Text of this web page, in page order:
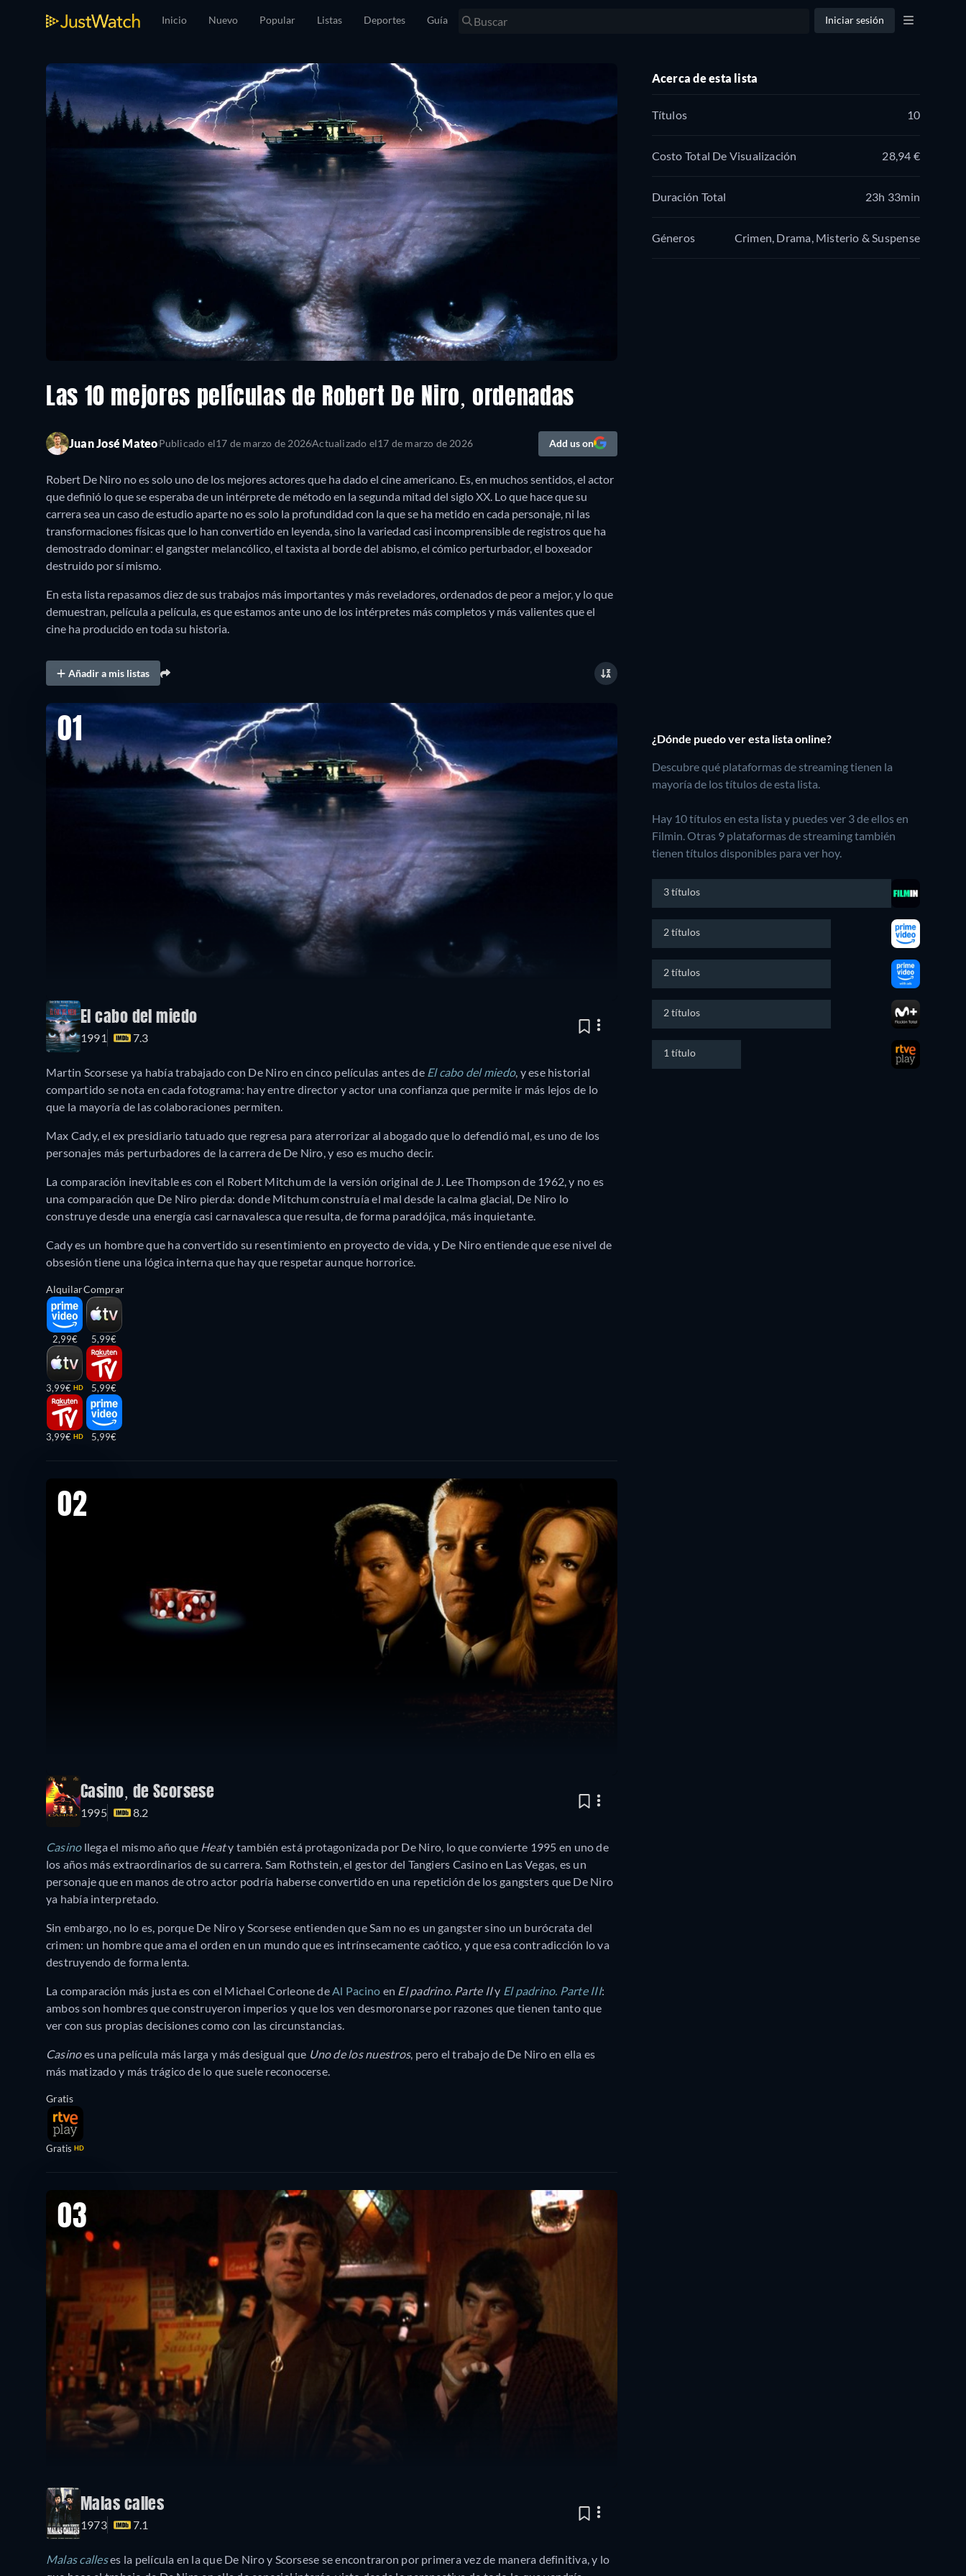
Inicio Nuevo Popular Listas Deportes Guía Iniciar sesión
Las 10 mejores películas de Robert De Niro, ordenadas
Juan José MateoPublicado el17 de marzo de 2026Actualizado el17 de marzo de 2026 Add us on
Robert De Niro no es solo uno de los mejores actores que ha dado el cine americano. Es, en muchos sentidos, el actor
que definió lo que se esperaba de un intérprete de método en la segunda mitad del siglo XX. Lo que hace que su
carrera sea un caso de estudio aparte no es solo la profundidad con la que se ha metido en cada personaje, ni las
transformaciones físicas que lo han convertido en leyenda, sino la variedad casi incomprensible de registros que ha
demostrado dominar: el gangster melancólico, el taxista al borde del abismo, el cómico perturbador, el boxeador
destruido por sí mismo.
En esta lista repasamos diez de sus trabajos más importantes y más reveladores, ordenados de peor a mejor, y lo que
demuestran, película a película, es que estamos ante uno de los intérpretes más completos y más valientes que el
cine ha producido en toda su historia.
Añadir a mis listas
01
El cabo del miedo
1991 7.3
Martin Scorsese ya había trabajado con De Niro en cinco películas antes de El cabo del miedo, y ese historial
compartido se nota en cada fotograma: hay entre director y actor una confianza que permite ir más lejos de lo
que la mayoría de las colaboraciones permiten.
Max Cady, el ex presidiario tatuado que regresa para aterrorizar al abogado que lo defendió mal, es uno de los
personajes más perturbadores de la carrera de De Niro, y eso es mucho decir.
La comparación inevitable es con el Robert Mitchum de la versión original de J. Lee Thompson de 1962, y no es
una comparación que De Niro pierda: donde Mitchum construía el mal desde la calma glacial, De Niro lo
construye desde una energía casi carnavalesca que resulta, de forma paradójica, más inquietante.
Cady es un hombre que ha convertido su resentimiento en proyecto de vida, y De Niro entiende que ese nivel de
obsesión tiene una lógica interna que hay que respetar aunque horrorice.
Alquilar
2,99€
3,99€ HD
3,99€ HD
Comprar
5,99€
5,99€
5,99€
02
Casino, de Scorsese
1995 8.2
Casinollega el mismo año que Heaty también está protagonizada por De Niro, lo que convierte 1995 en uno de
los años más extraordinarios de su carrera. Sam Rothstein, el gestor del Tangiers Casino en Las Vegas, es un
personaje que en manos de otro actor podría haberse convertido en una repetición de los gangsters que De Niro
ya había interpretado.
Sin embargo, no lo es, porque De Niro y Scorsese entienden que Sam no es un gangster sino un burócrata del
crimen: un hombre que ama el orden en un mundo que es intrínsecamente caótico, y que esa contradicción lo va
destruyendo de forma lenta.
La comparación más justa es con el Michael Corleone deAl Pacino en El padrino. Parte IIy El padrino. Parte III:
ambos son hombres que construyeron imperios y que los ven desmoronarse por razones que tienen tanto que
ver con sus propias decisiones como con las circunstancias.
Casinoes una película más larga y más desigual que Uno de los nuestros, pero el trabajo de De Niro en ella es
más matizado y más trágico de lo que suele reconocerse.
Gratis
Gratis HD
03
Malas calles
1973 7.1
Malas calleses la película en la que De Niro y Scorsese se encontraron por primera vez de manera definitiva, y lo
Acerca de esta lista
Títulos 10
Costo Total De Visualización 28,94 €
Duración Total 23h 33min
Géneros Crimen, Drama, Misterio & Suspense
¿Dónde puedo ver esta lista online?
Descubre qué plataformas de streaming tienen la
mayoría de los títulos de esta lista.
Hay 10 títulos en esta lista y puedes ver 3 de ellos en
Filmin.Otras 9 plataformas de streaming también
tienen títulos disponibles para ver hoy.
3 títulos
2 títulos
2 títulos
2 títulos
1 título